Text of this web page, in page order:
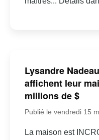
Lysandre
affichent leur
millions de $
Publié le vendredi 15
La maison est